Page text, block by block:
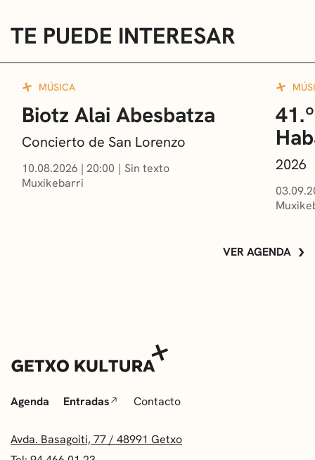
TE PUEDE INTERESAR
MÚSICA
Biotz Alai Abesbatza
Concierto de San Lorenzo
10.08.2026 | 20:00
Sin texto
Muxikebarri
2026
VER AGENDA
Agenda Entradas Contacto
Avda. Basagoiti, 77 / 48991 Getxo